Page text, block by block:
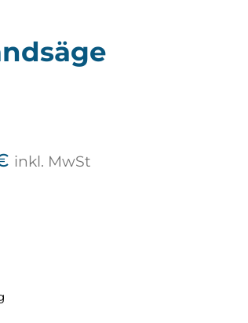
inkl. MwSt